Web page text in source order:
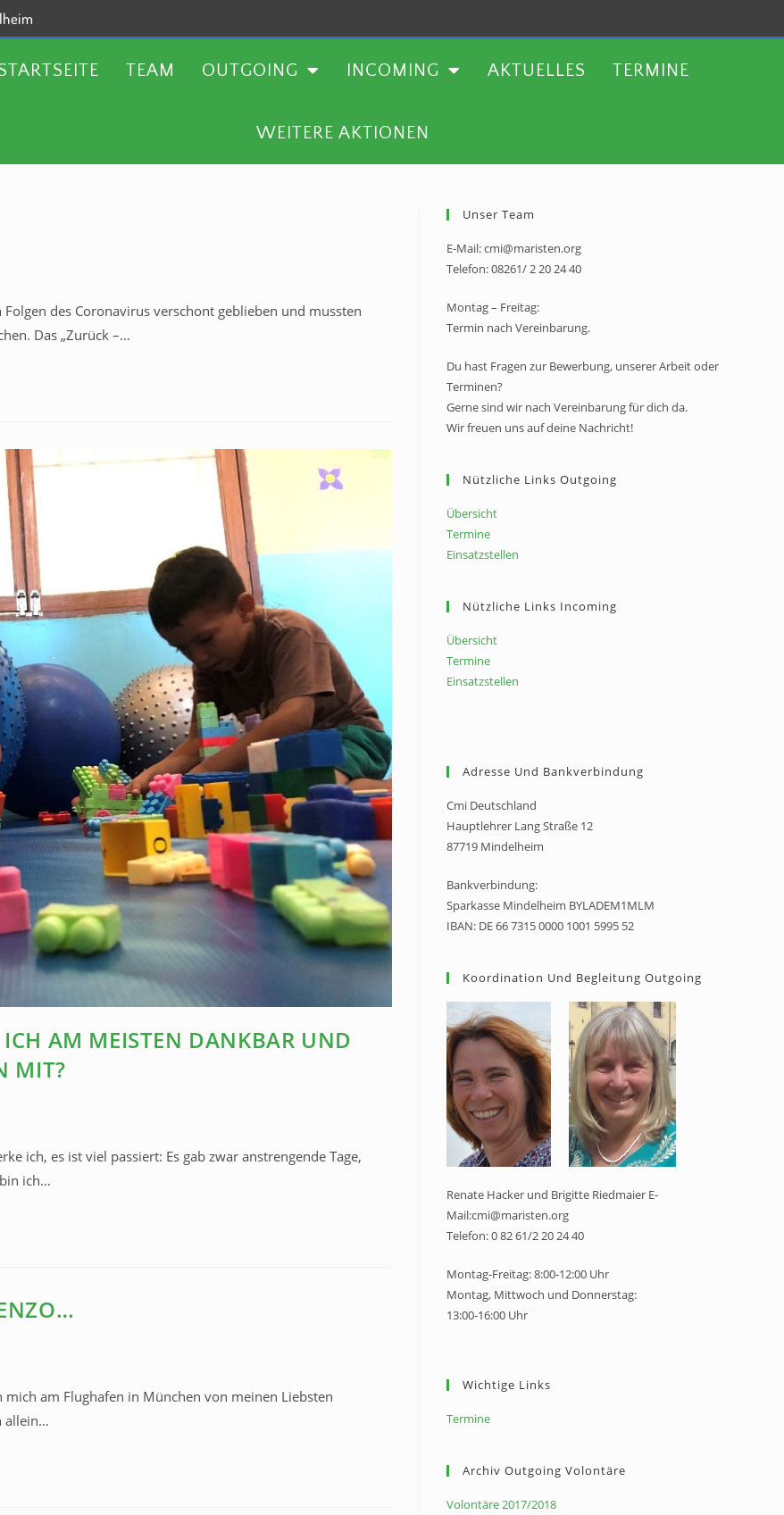
TEAM OUTGOING INCOMING AKTUELLES TERMINE
WEITERE AKTIONEN
OUTGOING INCOMING AKTUELLES TERMINE WEITERE AKTIONEN
des Coronavirus verschont geblieben und mussten
Das „Zurück –…
AM MEISTEN DANKBAR UND
MIT?
ich, es ist viel passiert: Es gab zwar anstrengende Tage,
ich…
mich am Flughafen in München von meinen Liebsten
allein…
Unser Team
E-Mail: cmi@maristen.org
Telefon: 08261/ 2 20 24 40
Montag – Freitag:
Termin nach Vereinbarung.
Du hast Fragen zur Bewerbung, unserer Arbeit oder
Terminen?
Gerne sind wir nach Vereinbarung für dich da.
Wir freuen uns auf deine Nachricht!
Nützliche Links Outgoing
Übersicht
Termine
Einsatzstellen
Nützliche Links Incoming
Übersicht
Termine
Einsatzstellen
Adresse Und Bankverbindung
Cmi Deutschland
Hauptlehrer Lang Straße 12
87719 Mindelheim
Bankverbindung:
Sparkasse Mindelheim BYLADEM1MLM
IBAN: DE 66 7315 0000 1001 5995 52
Koordination Und Begleitung Outgoing
Renate Hacker und Brigitte Riedmaier E-
Mail:cmi@maristen.org
Telefon: 0 82 61/2 20 24 40
Montag-Freitag: 8:00-12:00 Uhr
Montag, Mittwoch und Donnerstag:
13:00-16:00 Uhr
Wichtige Links
Termine
Archiv Outgoing Volontäre
Volontäre 2017/2018